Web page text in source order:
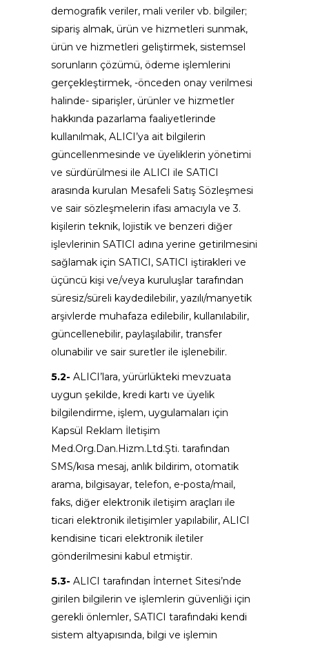
demografik veriler, mali veriler vb. bilgiler;
sipariş almak, ürün ve hizmetleri sunmak,
ürün ve hizmetleri geliştirmek, sistemsel
sorunların çözümü, ödeme işlemlerini
gerçekleştirmek, -önceden onay verilmesi
halinde- siparişler, ürünler ve hizmetler
hakkında pazarlama faaliyetlerinde
kullanılmak, ALICI’ya ait bilgilerin
güncellenmesinde ve üyeliklerin yönetimi
ve sürdürülmesi ile ALICI ile SATICI
arasında kurulan Mesafeli Satış Sözleşmesi
ve sair sözleşmelerin ifası amacıyla ve 3.
kişilerin teknik, lojistik ve benzeri diğer
işlevlerinin SATICI adına yerine getirilmesini
sağlamak için SATICI, SATICI iştirakleri ve
üçüncü kişi ve/veya kuruluşlar tarafından
süresiz/süreli kaydedilebilir, yazılı/manyetik
arşivlerde muhafaza edilebilir, kullanılabilir,
güncellenebilir, paylaşılabilir, transfer
olunabilir ve sair suretler ile işlenebilir.
5.2- ALICI’lara, yürürlükteki mevzuata
uygun şekilde, kredi kartı ve üyelik
bilgilendirme, işlem, uygulamaları için
Kapsül Reklam İletişim
Med.Org.Dan.Hizm.Ltd.Şti. tarafından
SMS/kısa mesaj, anlık bildirim, otomatik
arama, bilgisayar, telefon, e-posta/mail,
faks, diğer elektronik iletişim araçları ile
ticari elektronik iletişimler yapılabilir, ALICI
kendisine ticari elektronik iletiler
gönderilmesini kabul etmiştir.
5.3- ALICI tarafından İnternet Sitesi’nde
girilen bilgilerin ve işlemlerin güvenliği için
gerekli önlemler, SATICI tarafındaki kendi
sistem altyapısında, bilgi ve işlemin